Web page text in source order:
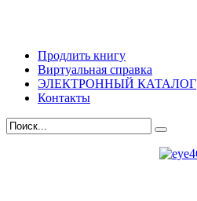
Продлить книгу
Виртуальная справка
ЭЛЕКТРОННЫЙ КАТАЛОГ
Контакты